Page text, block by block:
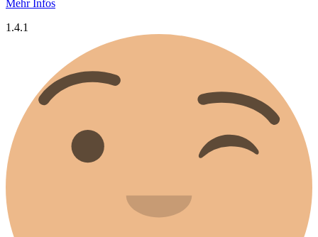
Mehr Infos
1.4.1